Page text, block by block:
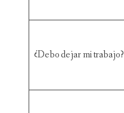
¿Debo dejar mi trabajo?